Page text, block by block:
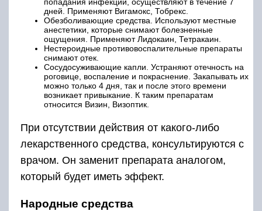
дней. Применяют Вигамокс, Тобрекс.
Обезболивающие средства. Используют местные
анестетики, которые снимают болезненные
ощущения. Применяют Лидокаин, Тетракаин.
Нестероидные противовоспалительные препараты
снимают отек.
Сосудосуживающие капли. Устраняют отечность на
роговице, воспаление и покраснение. Закапывать их
можно только 4 дня, так и после этого времени
возникает привыкание. К таким препаратам
относится Визин, Визоптик.
При отсутствии действия от какого-либо
лекарственного средства, консультируются с
врачом. Он заменит препарата аналогом,
который будет иметь эффект.
Народные средства